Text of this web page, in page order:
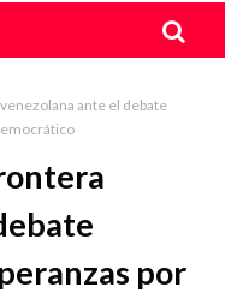
ante el debate
por